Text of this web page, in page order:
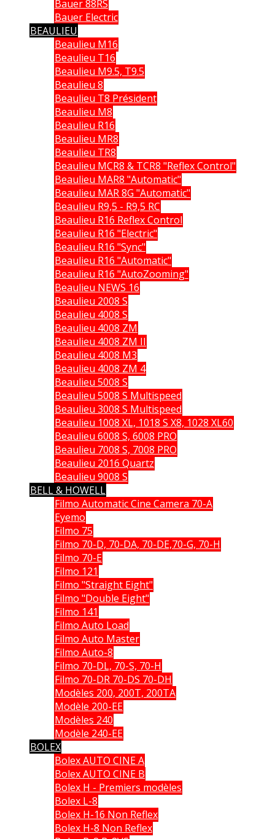
Bauer 88RS
Bauer Electric
BEAULIEU
Beaulieu M16
Beaulieu T16
Beaulieu M9.5, T9.5
Beaulieu 8
Beaulieu T8 Président
Beaulieu M8
Beaulieu R16
Beaulieu MR8
Beaulieu TR8
Beaulieu MCR8 & TCR8 "Reflex Control"
Beaulieu MAR8 "Automatic"
Beaulieu MAR 8G "Automatic"
Beaulieu R9,5 - R9,5 RC
Beaulieu R16 Reflex Control
Beaulieu R16 "Electric"
Beaulieu R16 "Sync"
Beaulieu R16 "Automatic"
Beaulieu R16 "AutoZooming"
Beaulieu NEWS 16
Beaulieu 2008 S
Beaulieu 4008 S
Beaulieu 4008 ZM
Beaulieu 4008 ZM II
Beaulieu 4008 M3
Beaulieu 4008 ZM 4
Beaulieu 5008 S
Beaulieu 5008 S Multispeed
Beaulieu 3008 S Multispeed
Beaulieu 1008 XL, 1018 S X8, 1028 XL60
Beaulieu 6008 S, 6008 PRO
Beaulieu 7008 S, 7008 PRO
Beaulieu 2016 Quartz
Beaulieu 9008 S
BELL & HOWELL
Filmo Automatic Cine Camera 70-A
Eyemo
Filmo 75
Filmo 70-D, 70-DA, 70-DE,70-G, 70-H
Filmo 70-E
Filmo 121
Filmo "Straight Eight"
Filmo "Double Eight"
Filmo 141
Filmo Auto Load
Filmo Auto Master
Filmo Auto-8
Filmo 70-DL, 70-S, 70-H
Filmo 70-DR 70-DS 70-DH
Modèles 200, 200T, 200TA
Modèle 200-EE
Modèles 240
Modèle 240-EE
BOLEX
Bolex AUTO CINE A
Bolex AUTO CINE B
Bolex H - Premiers modèles
Bolex L-8
Bolex H-16 Non Reflex
Bolex H-8 Non Reflex